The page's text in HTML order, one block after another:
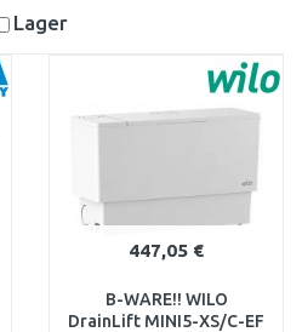
Lager
447,05 €
B-WARE!! WILO
DrainLift MINI5-XS/C-EF